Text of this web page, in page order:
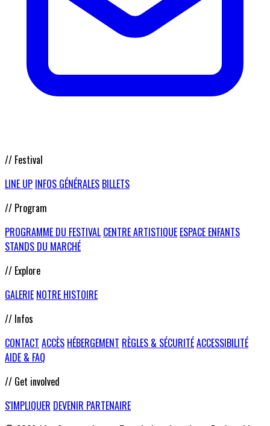
// Festival
LINE UP INFOS GÉNÉRALES BILLETS
// Program
PROGRAMME DU FESTIVAL CENTRE ARTISTIQUE ESPACE ENFANTS
STANDS DU MARCHÉ
// Explore
GALERIE NOTRE HISTOIRE
// Infos
CONTACT ACCÈS HÉBERGEMENT RÈGLES & SÉCURITÉACCESSIBILITÉ
AIDE & FAQ
// Get involved
S'IMPLIQUER DEVENIR PARTENAIRE